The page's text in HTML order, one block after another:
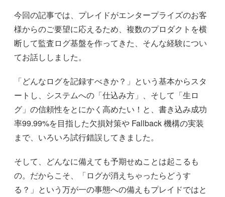
今回の記事では、プレイドがエンタープライズのお客
様からのご要望に応えるため、複数のプロダクトを横
断して監査ログ基盤を作ってきた、そんな経験につい
てお話ししました。
「どんなログを記録すべきか？」という基本からスタ
ートし、システムへの「仕込み方」、そして「生ロ
グ」の信頼性をとにかく高めたい！と、書き込み成功
率99.99%を目指した欠損対策や Fallback 機構の実装
まで、いろいろ試行錯誤してきました。
そして、どんなに備えても予期せぬことは起こるも
の。だからこそ、「ログが消えちゃったらどうす
る？」という万が一の事態への備えもプレイドではと